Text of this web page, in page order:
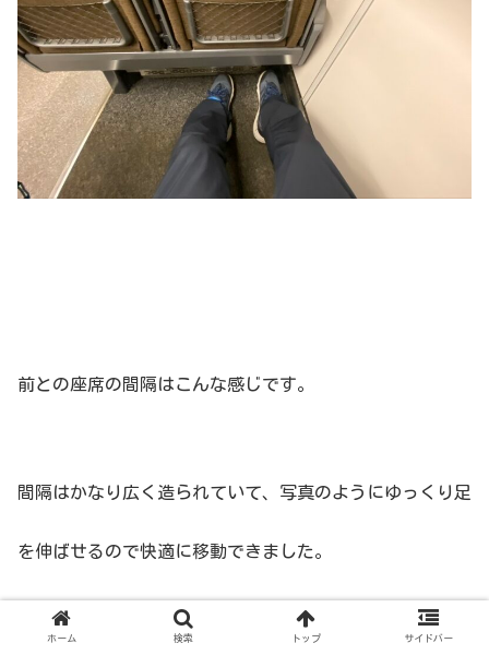
前との座席の間隔はこんな感じです。
間隔はかなり広く造られていて、写真のようにゆっくり足
を伸ばせるので快適に移動できました。
ホーム 検索 トップ サイドバー